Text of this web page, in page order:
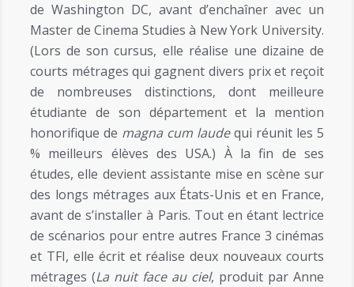
de Washington DC, avant d’enchaîner avec un
Master de Cinema Studies à New York University.
(Lors de son cursus, elle réalise une dizaine de
courts métrages qui gagnent divers prix et reçoit
de nombreuses distinctions, dont meilleure
étudiante de son département et la mention
honorifique de magna cum laudequi réunit les 5
% meilleurs élèves des USA.) À la fin de ses
études, elle devient assistante mise en scène sur
des longs métrages aux États-Unis et en France,
avant de s’installer à Paris. Tout en étant lectrice
de scénarios pour entre autres France 3 cinémas
et TFI, elle écrit et réalise deux nouveaux courts
métrages (La nuit face au ciel, produit par Anne